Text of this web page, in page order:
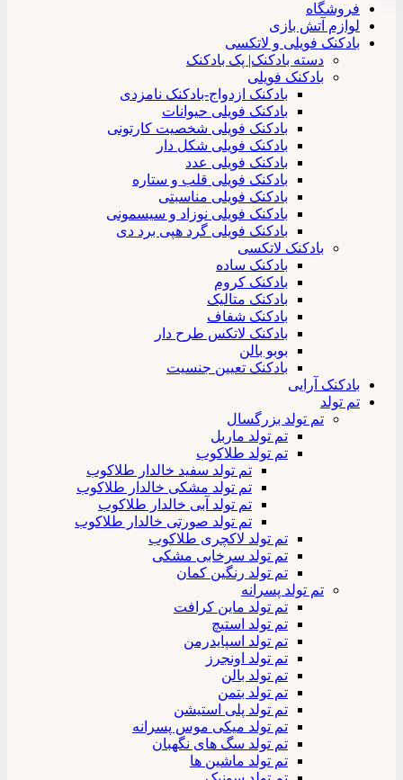
فروشگاه
لوازم آتش بازی
بادکنک فویلی و لاتکسی
دسته بادکنک| پک بادکنک
بادکنک فویلی
بادکنک ازدواج-بادکنک نامزدی
بادکنک فویلی حیوانات
بادکنک فویلی شخصیت کارتونی
بادکنک فویلی شکل دار
بادکنک فویلی عدد
بادکنک فویلی قلب و ستاره
بادکنک فویلی مناسبتی
بادکنک فویلی نوزاد و سیسمونی
بادکنک فویلی گرد هپی برد دی
بادکنک لاتکسی
بادکنک ساده
بادکنک کروم
بادکنک متالیک
بادکنک شفاف
بادکنک لاتکس طرح دار
بوبو بالن
بادکنک تعیین جنسیت
بادکنک آرایی
تم تولد
تم تولد بزرگسال
تم تولد ماربل
تم تولد طلاکوب
تم تولد سفید خالدار طلاکوب
تم تولد مشکی خالدار طلاکوب
تم تولد آبی خالدار طلاکوب
تم تولد صورتی خالدار طلاکوب
تم تولد لاکچری طلاکوب
تم تولد سرخابی مشکی
تم تولد رنگین کمان
تم تولد پسرانه
تم تولد ماین کرافت
تم تولد استیچ
تم تولد اسپایدرمن
تم تولد اونجرز
تم تولد بالن
تم تولد بتمن
تم تولد پلی استیشن
تم تولد میکی موس پسرانه
تم تولد سگ های نگهبان
تم تولد ماشین ها